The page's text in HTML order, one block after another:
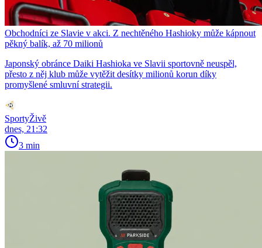
Obchodníci ze Slavie v akci. Z nechtěného Hashioky může kápnout
pěkný balík, až 70 milionů
Japonský obránce Daiki Hashioka ve Slavii sportovně neuspěl,
přesto z něj klub může vytěžit desítky milionů korun díky
promyšlené smluvní strategii.
SportyŽivě
dnes, 21:32
3 min